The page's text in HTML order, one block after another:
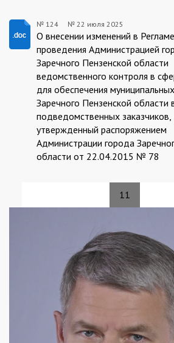
124/22.07.2025
№ 124 № 22 июля 2025
О внесении изменений в
проведения Администрацией
Заречного Пензенской области
ведомственного контроля в
для обеспечения
Заречного Пензенской области
подведомственных заказчиков,
утвержденный распоряжением
Администрации города
области от 22.04.2015 № 78
Страницы
11